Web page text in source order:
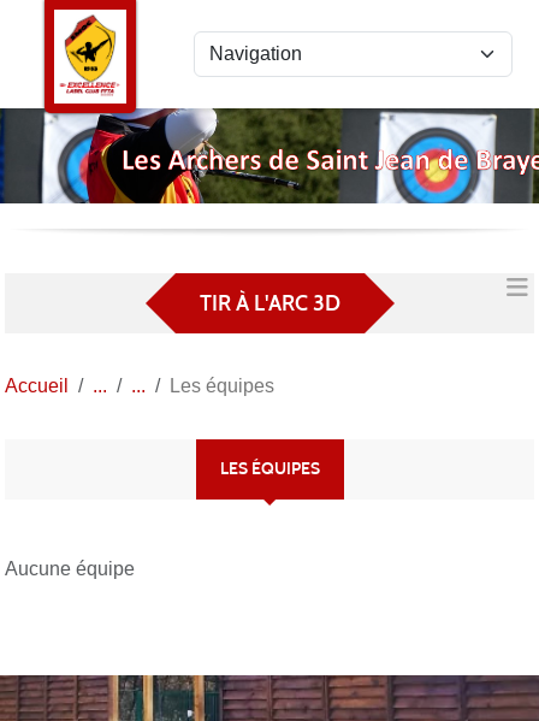
TIR À L'ARC 3D
Accueil Les équipes
LES ÉQUIPES
Aucune équipe
Panneau de gestion des cookies